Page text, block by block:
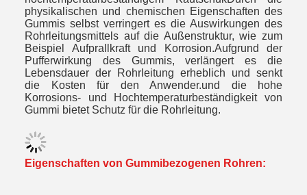
physikalischen und chemischen Eigenschaften des
Gummis selbst verringert es die Auswirkungen des
Rohrleitungsmittels auf die Außenstruktur, wie zum
Beispiel Aufprallkraft und Korrosion.Aufgrund der
Pufferwirkung des Gummis, verlängert es die
Lebensdauer der Rohrleitung erheblich und senkt
die Kosten für den Anwender.und die hohe
Korrosions- und Hochtemperaturbeständigkeit von
Gummi bietet Schutz für die Rohrleitung.
Eigenschaften von Gummibezogenen Rohren: